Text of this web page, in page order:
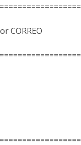
CORREO